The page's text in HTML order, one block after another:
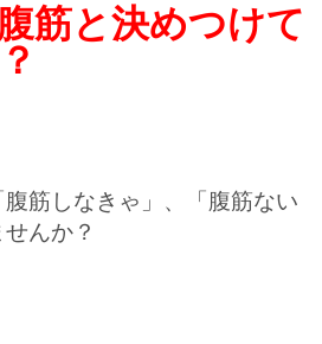
筋と決めつけて
筋しなきゃ」、「腹筋ない
んか？